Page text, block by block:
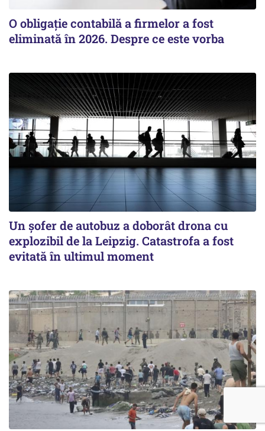
O obligație contabilă a firmelor a fost
eliminată în 2026. Despre ce este vorba
Un șofer de autobuz a doborât drona cu
explozibil de la Leipzig. Catastrofa a fost
evitată în ultimul moment